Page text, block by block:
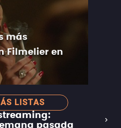
más
Filmelier en
LISTAS